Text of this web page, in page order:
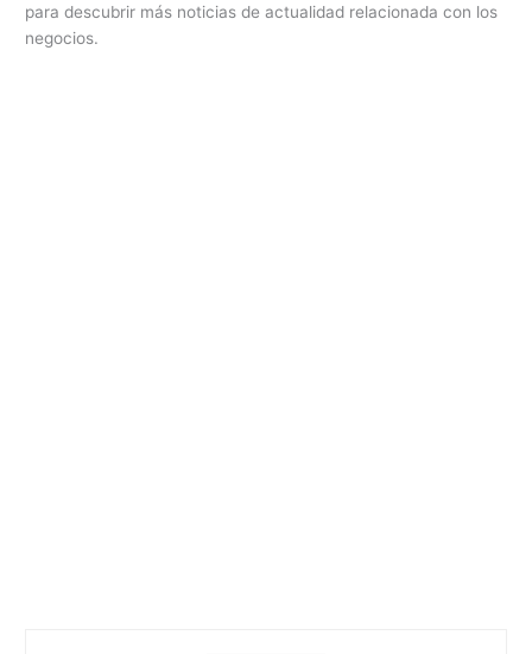
para descubrir más noticias de actualidad relacionada con los
negocios.